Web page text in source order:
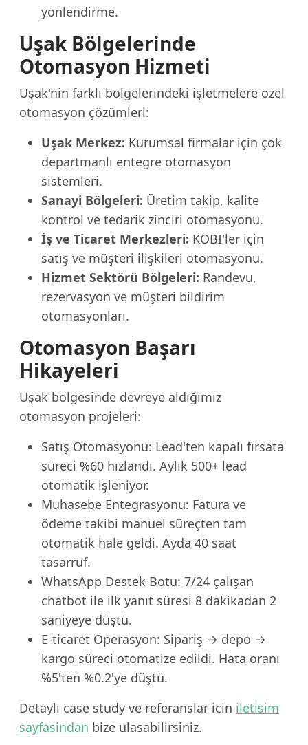
yönlendirme.
Uşak Bölgelerinde
Otomasyon Hizmeti
Uşak'nin farklı bölgelerindeki işletmelere özel
otomasyon çözümleri:
Uşak Merkez: Kurumsal firmalar için çok
departmanlı entegre otomasyon
sistemleri.
Sanayi Bölgeleri: Üretim takip, kalite
kontrol ve tedarik zinciri otomasyonu.
İş ve Ticaret Merkezleri: KOBI'ler için
satış ve müşteri ilişkileri otomasyonu.
Hizmet Sektörü Bölgeleri: Randevu,
rezervasyon ve müşteri bildirim
otomasyonları.
Otomasyon Başarı
Hikayeleri
Uşak bölgesinde devreye aldığımız
otomasyon projeleri:
Satış Otomasyonu: Lead'ten kapalı fırsata
süreci %60 hızlandı. Aylık 500+ lead
otomatik işleniyor.
Muhasebe Entegrasyonu: Fatura ve
ödeme takibi manuel süreçten tam
otomatik hale geldi. Ayda 40 saat
tasarruf.
WhatsApp Destek Botu: 7/24 çalışan
chatbot ile ilk yanıt süresi 8 dakikadan 2
saniyeye düştü.
E-ticaret Operasyon: Sipariş → depo →
kargo süreci otomatize edildi. Hata oranı
%5'ten %0.2'ye düştü.
Detaylı case study ve referanslar icin iletisim
sayfasindan bize ulasabilirsiniz.